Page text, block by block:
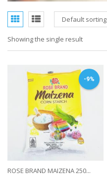
Default sorting
Showing the single result
-9%
ROSE BRAND MAIZENA 250...